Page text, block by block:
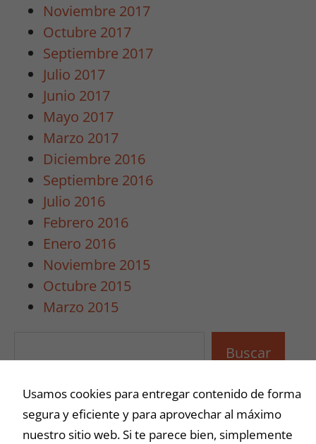
Noviembre 2017
Octubre 2017
Septiembre 2017
Julio 2017
Junio 2017
Mayo 2017
Marzo 2017
Diciembre 2016
Septiembre 2016
Julio 2016
Febrero 2016
Enero 2016
Noviembre 2015
Octubre 2015
Marzo 2015
Buscar
Usamos cookies para entregar contenido de forma
segura y eficiente y para aprovechar al máximo
nuestro sitio web. Si te parece bien, simplemente